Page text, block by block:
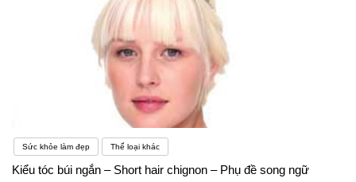
Sức khỏe làm đẹp Thể loại khác
Kiểu tóc búi ngắn – Short hair chignon – Phụ đề song ngữ